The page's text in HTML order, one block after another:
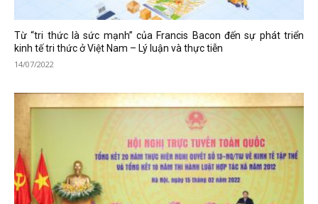
Từ “tri thức là sức mạnh” của Francis Bacon đến sự phát triển
kinh tế tri thức ở Việt Nam – Lý luận và thực tiễn
14/07/2022